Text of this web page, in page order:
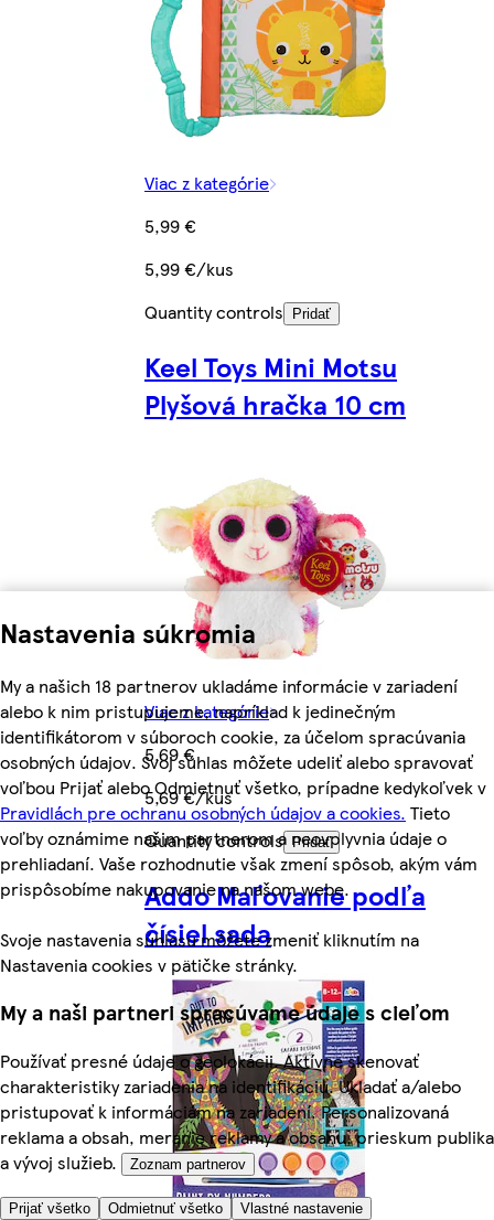
Nastavenia súkromia
My a našich 18 partnerov ukladáme informácie v zariadení
alebo k nim pristupujeme, napríklad k jedinečným
identifikátorom v súboroch cookie, za účelom spracúvania
osobných údajov. Svoj súhlas môžete udeliť alebo spravovať
voľbou Prijať alebo Odmietnuť všetko, prípadne kedykoľvek v
Pravidlách pre ochranu osobných údajov a cookies. Tieto
voľby oznámime našim partnerom a neovplyvnia údaje o
prehliadaní. Vaše rozhodnutie však zmení spôsob, akým vám
prispôsobíme nakupovanie na našom webe.
Svoje nastavenia súhlasu môžete zmeniť kliknutím na
Nastavenia cookies v pätičke stránky.
My a naši partneri spracúvame údaje s cieľom
Používať presné údaje o geolokácii. Aktívne skenovať
charakteristiky zariadenia na identifikáciu. Ukladať a/alebo
pristupovať k informáciám na zariadení. Personalizovaná
reklama a obsah, meranie reklamy a obsahu, prieskum publika
a vývoj služieb.
Zoznam partnerov
Prijať všetko Odmietnuť všetko Vlastné nastavenie
Viac z kategórie
5,99 €
5,99 €/kus
Quantity controls
Pridať
Keel Toys Mini Motsu
Plyšová hračka 10 cm
Viac z kategórie
5,69 €
5,69 €/kus
Quantity controls Pridať
Addo Maľovanie podľa
čísiel sada